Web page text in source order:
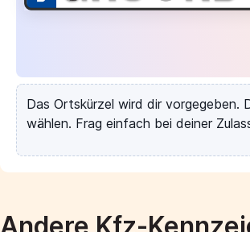
Das Ortskürzel wird dir vorgegeben.
wählen. Frag einfach bei deiner